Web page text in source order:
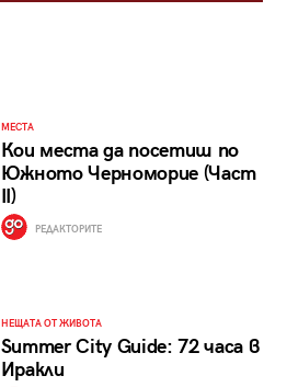
МЕСТА
Кои места да посетиш по
Южното Черноморие (Част
II)
РЕДАКТОРИТЕ
НЕЩАТА ОТ ЖИВОТА
Summer City Guide: 72 часа в
Иракли